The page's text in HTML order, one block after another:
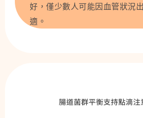
好，僅少數人可能因血管狀況
適。
腸道菌群平衡支持點滴注